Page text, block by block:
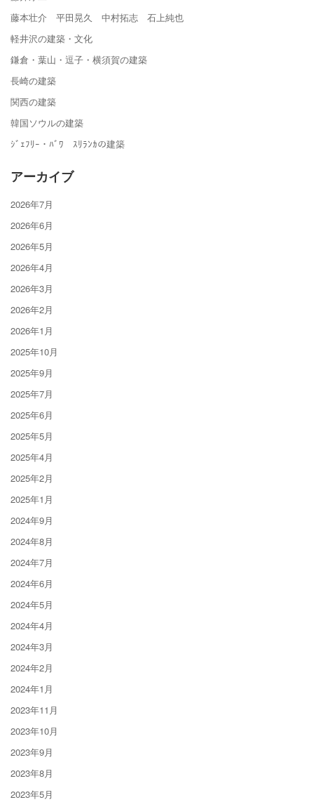
藤本壮介 平田晃久 中村拓志 石上純也
軽井沢の建築・文化
鎌倉・葉山・逗子・横須賀の建築
長崎の建築
関西の建築
韓国ソウルの建築
ｼﾞｪﾌﾘｰ・ﾊﾞﾜ ｽﾘﾗﾝｶの建築
アーカイブ
2026年7月
2026年6月
2026年5月
2026年4月
2026年3月
2026年2月
2026年1月
2025年10月
2025年9月
2025年7月
2025年6月
2025年5月
2025年4月
2025年2月
2025年1月
2024年9月
2024年8月
2024年7月
2024年6月
2024年5月
2024年4月
2024年3月
2024年2月
2024年1月
2023年11月
2023年10月
2023年9月
2023年8月
2023年5月